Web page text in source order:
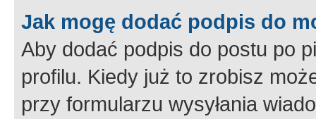
Jak mogę dodać podpis do
Aby dodać podpis do postu po
profilu. Kiedy już to zrobisz
przy formularzu wysyłania